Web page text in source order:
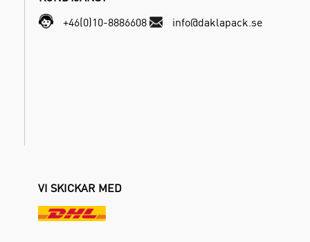
+46(0)10-8886608
info@daklapack.se
VI SKICKAR MED